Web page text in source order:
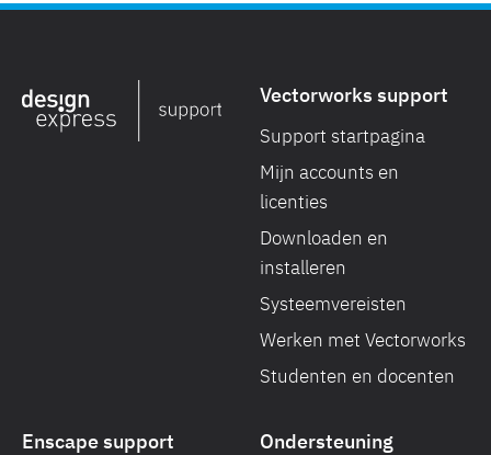
Vectorworks support
Support startpagina
Mijn accounts en
licenties
Downloaden en
installeren
Systeemvereisten
Werken met Vectorworks
Studenten en docenten
Enscape support Ondersteuning